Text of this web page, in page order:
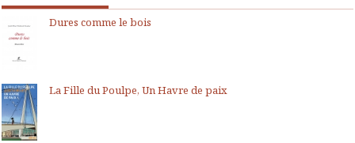
Dures comme le bois
La Fille du Poulpe, Un Havre de paix